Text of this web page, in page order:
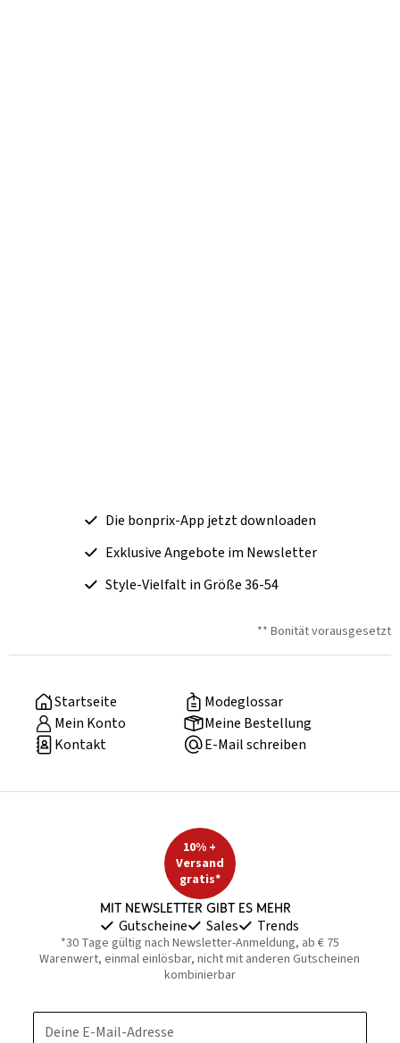
Die bonprix-App jetzt downloaden
Exklusive Angebote im Newsletter
Style-Vielfalt in Größe 36-54
** Bonität vorausgesetzt
Startseite
Modeglossar
Mein Konto
Meine Bestellung
Kontakt
E-Mail schreiben
10% +
Versand
gratis*
Mit Newsletter gibt es mehr
Gutscheine Sales Trends
*30 Tage gültig nach Newsletter-Anmeldung, ab € 75
Warenwert, einmal einlösbar, nicht mit anderen Gutscheinen
kombinierbar
Deine E-Mail-Adresse